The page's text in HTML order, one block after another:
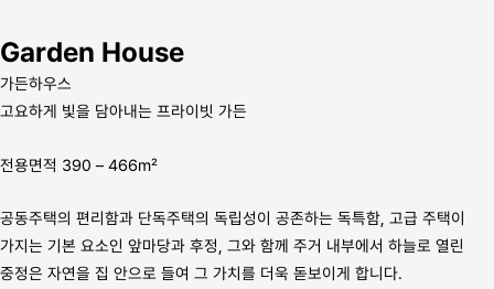
Garden House
가든하우스
고요하게 빛을 담아내는 프라이빗 가든
전용면적 390 – 466m²
공동주택의 편리함과 단독주택의 독립성이 공존하는 독특함, 고급 주택이
가지는 기본 요소인 앞마당과 후정, 그와 함께 주거 내부에서 하늘로 열린
중정은 자연을 집 안으로 들여 그 가치를 더욱 돋보이게 합니다.